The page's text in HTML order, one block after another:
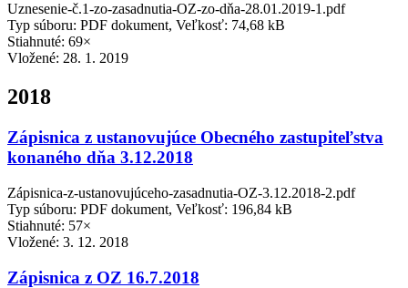
Uznesenie-č.1-zo-zasadnutia-OZ-zo-dňa-28.01.2019-1.pdf
Typ súboru: PDF dokument, Veľkosť: 74,68 kB
Stiahnuté: 69×
Vložené: 28. 1. 2019
2018
Zápisnica z ustanovujúce Obecného zastupiteľstva
konaného dňa 3.12.2018
Zápisnica-z-ustanovujúceho-zasadnutia-OZ-3.12.2018-2.pdf
Typ súboru: PDF dokument, Veľkosť: 196,84 kB
Stiahnuté: 57×
Vložené: 3. 12. 2018
Zápisnica z OZ 16.7.2018